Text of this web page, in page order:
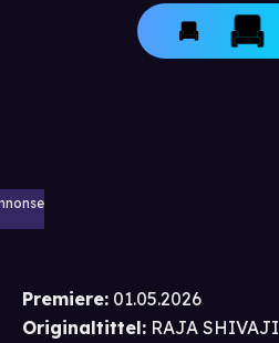
Premiere: 01.05.2026
Originaltittel: RAJA SHIVAJI